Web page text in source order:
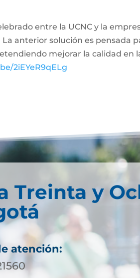
entre la UCNC y la
anterior solución es pensada
mejorar la calidad en
2iEYeR9qELg
Treinta y
atención: